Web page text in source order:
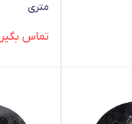
متری
تماس